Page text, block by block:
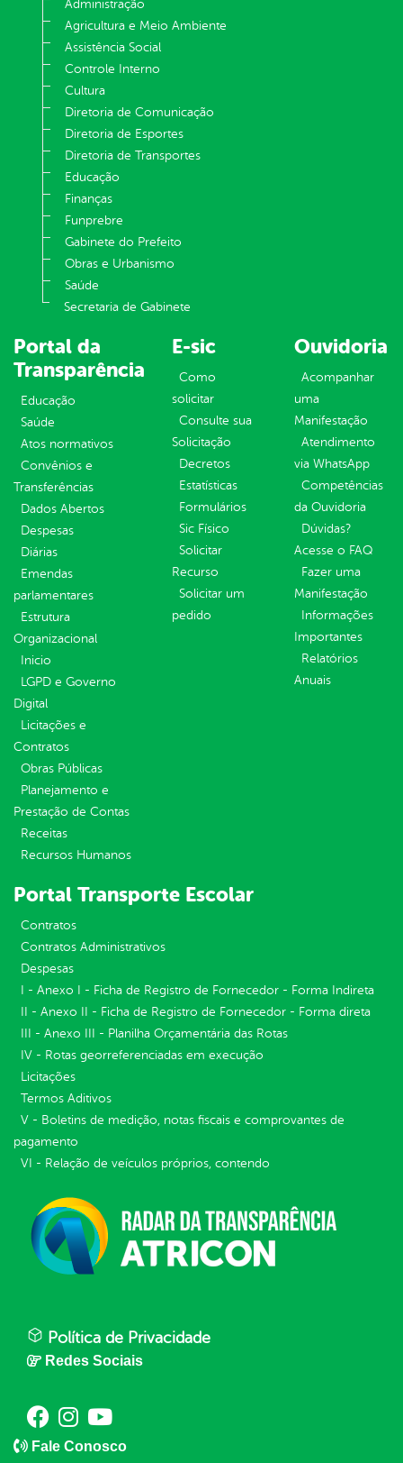
Administração
Agricultura e Meio Ambiente
Assistência Social
Controle Interno
Cultura
Diretoria de Comunicação
Diretoria de Esportes
Diretoria de Transportes
Educação
Finanças
Funprebre
Gabinete do Prefeito
Obras e Urbanismo
Saúde
Secretaria de Gabinete
Portal da
Transparência
Educação
Saúde
Atos normativos
Convênios e
Transferências
Dados Abertos
Despesas
Diárias
Emendas
parlamentares
Estrutura
Organizacional
Inicio
LGPD e Governo
Digital
Licitações e
Contratos
Obras Públicas
Planejamento e
Prestação de Contas
Receitas
Recursos Humanos
E-sic
Como
solicitar
Consulte sua
Solicitação
Decretos
Estatísticas
Formulários
Sic Físico
Solicitar
Recurso
Solicitar um
pedido
Ouvidoria
Acompanhar
uma
Manifestação
Atendimento
via WhatsApp
Competências
da Ouvidoria
Dúvidas?
Acesse o FAQ
Fazer uma
Manifestação
Informações
Importantes
Relatórios
Anuais
Portal Transporte Escolar
Contratos
Contratos Administrativos
Despesas
I - Anexo I - Ficha de Registro de Fornecedor - Forma Indireta
II - Anexo II - Ficha de Registro de Fornecedor - Forma direta
III - Anexo III - Planilha Orçamentária das Rotas
IV - Rotas georreferenciadas em execução
Licitações
Termos Aditivos
V - Boletins de medição, notas fiscais e comprovantes de
pagamento
VI - Relação de veículos próprios, contendo
Política de Privacidade
Redes Sociais
Fale Conosco